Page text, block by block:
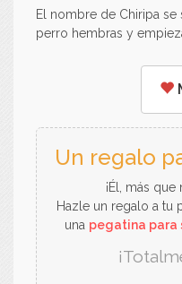
El nombre de Chiripa se
perro hembras y
Un regalo
¡Él, más
Hazle un regalo a tu
una pegatina para